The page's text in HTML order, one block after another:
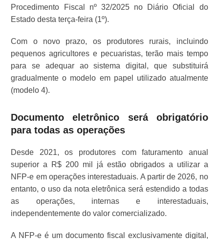
Procedimento Fiscal nº 32/2025 no Diário Oficial do
Estado desta terça-feira (1º).
Com o novo prazo, os produtores rurais, incluindo
pequenos agricultores e pecuaristas, terão mais tempo
para se adequar ao sistema digital, que substituirá
gradualmente o modelo em papel utilizado atualmente
(modelo 4).
Documento eletrônico será obrigatório
para todas as operações
Desde 2021, os produtores com faturamento anual
superior a R$ 200 mil já estão obrigados a utilizar a
NFP-e em operações interestaduais. A partir de 2026, no
entanto, o uso da nota eletrônica será estendido a todas
as operações, internas e interestaduais,
independentemente do valor comercializado.
A NFP-e é um documento fiscal exclusivamente digital,